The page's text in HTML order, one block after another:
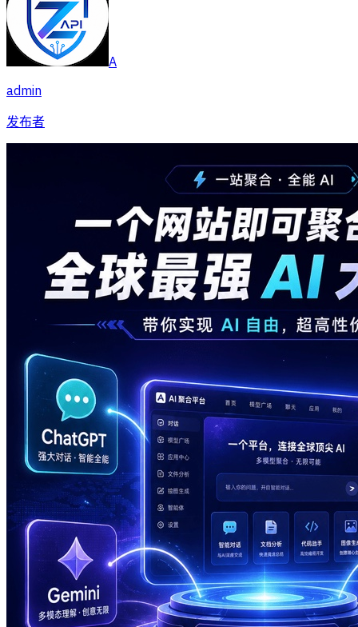
A
admin
发布者